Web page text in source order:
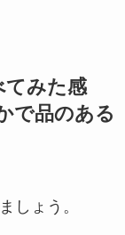
てみた感
で品のある
しょう。